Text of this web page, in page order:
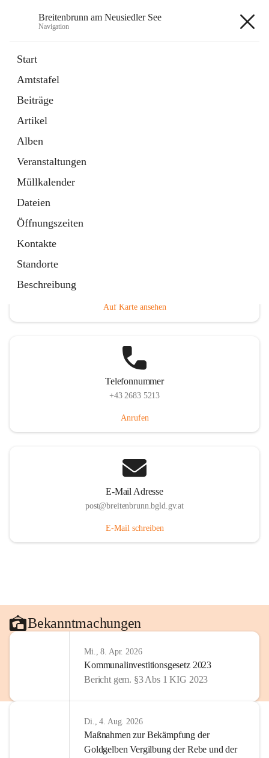
Breitenbrunn am Neusiedler See
Navigation
Start
Amtstafel
Beiträge
Artikel
Alben
Veranstaltungen
Müllkalender
Dateien
Öffnungszeiten
Kontakte
Standorte
Beschreibung
18 Schnellzugriffe
Gemeindeservice
Auf Karte ansehen
Telefonnummer
+43 2683 5213
Anrufen
E-Mail Adresse
post@breitenbrunn.bgld.gv.at
E-Mail schreiben
Bekanntmachungen
Mi., 8. Apr. 2026
Kommunalinvestitionsgesetz 2023
Bericht gem. §3 Abs 1 KIG 2023
Di., 4. Aug. 2026
Maßnahmen zur Bekämpfung der
Goldgelben Vergilbung der Rebe und der